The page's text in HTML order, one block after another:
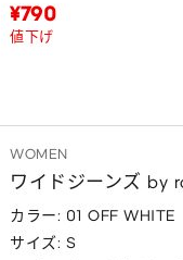
¥790
値下げ
WOMEN
ワイドジーンズ by
カラー: 01 OFF WHITE
サイズ: S